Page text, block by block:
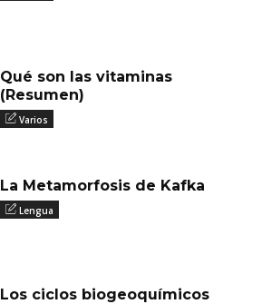
Qué son las vitaminas
(Resumen)
Varios
La Metamorfosis de Kafka
Lengua
Los ciclos biogeoquímicos